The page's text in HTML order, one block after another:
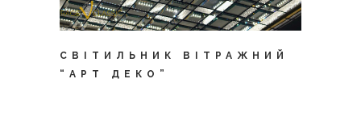
СВІТИЛЬНИК ВІТРАЖНИЙ
“АРТ ДЕКО”